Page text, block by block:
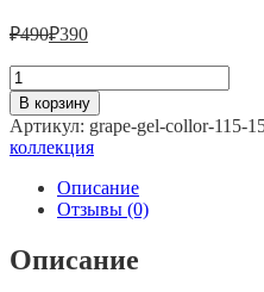
₽490₽390
Количество
товара
Grape
gel
collor
#115
15ml.
В корзину
Артикул: grape-gel-collor-115-
коллекция
Описание
Отзывы (0)
Описание